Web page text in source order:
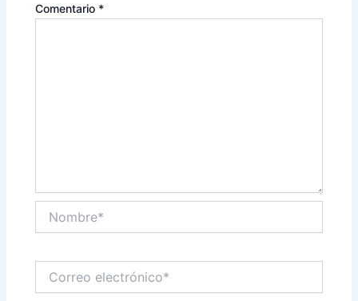
Comentario *
electrónico*